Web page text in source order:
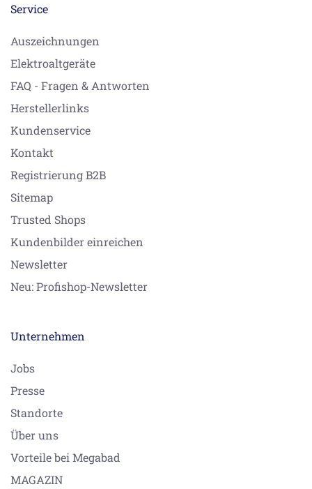
Service
Auszeichnungen
Elektroaltgeräte
FAQ - Fragen & Antworten
Herstellerlinks
Kundenservice
Kontakt
Registrierung B2B
Sitemap
Trusted Shops
Kundenbilder einreichen
Newsletter
Neu: Profishop-Newsletter
Unternehmen
Jobs
Presse
Standorte
Über uns
Vorteile bei Megabad
MAGAZIN